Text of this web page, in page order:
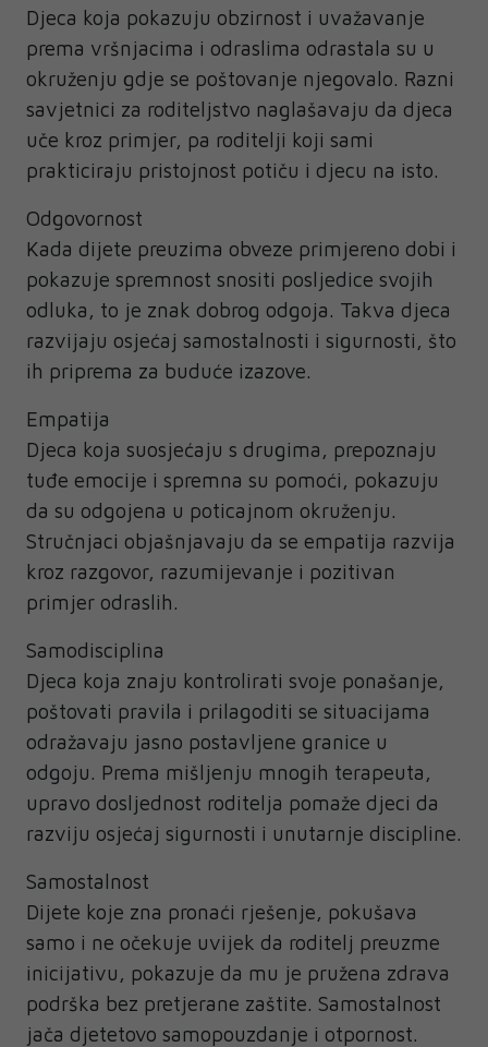
Djeca koja pokazuju obzirnost i uvažavanje
prema vršnjacima i odraslima odrastala su u
okruženju gdje se poštovanje njegovalo. Razni
savjetnici za roditeljstvo naglašavaju da djeca
uče kroz primjer, pa roditelji koji sami
prakticiraju pristojnost potiču i djecu na isto.
Odgovornost
Kada dijete preuzima obveze primjereno dobi i
pokazuje spremnost snositi posljedice svojih
odluka, to je znak dobrog odgoja. Takva djeca
razvijaju osjećaj samostalnosti i sigurnosti, što
ih priprema za buduće izazove.
Empatija
Djeca koja suosjećaju s drugima, prepoznaju
tuđe emocije i spremna su pomoći, pokazuju
da su odgojena u poticajnom okruženju.
Stručnjaci objašnjavaju da se empatija razvija
kroz razgovor, razumijevanje i pozitivan
primjer odraslih.
Samodisciplina
Djeca koja znaju kontrolirati svoje ponašanje,
poštovati pravila i prilagoditi se situacijama
odražavaju jasno postavljene granice u
odgoju. Prema mišljenju mnogih terapeuta,
upravo dosljednost roditelja pomaže djeci da
razviju osjećaj sigurnosti i unutarnje discipline.
Samostalnost
Dijete koje zna pronaći rješenje, pokušava
samo i ne očekuje uvijek da roditelj preuzme
inicijativu, pokazuje da mu je pružena zdrava
podrška bez pretjerane zaštite. Samostalnost
jača djetetovo samopouzdanje i otpornost.